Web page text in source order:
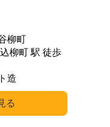
柳町
駅 徒歩
造